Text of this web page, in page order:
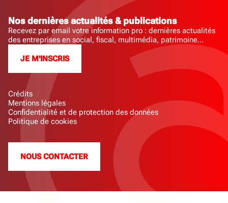
Crédits
Mentions légales
Confidentialité et de protection des données
Politique de cookies
NOUS CONTACTER
Nos dernières actualités & publications
Recevez par email votre information pro : dernières actualités
des entreprises en social, fiscal, multimédia, patrimoine...
JE M'INSCRIS